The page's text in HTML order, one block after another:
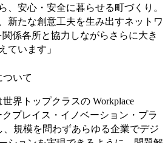
、安心・安全に暮らせる町づくり。
新たな創意工夫を生み出すネットワ
係各所と協力しながらさらに大き
ています」
ついて
世界トップクラスの Workplace
クプレイス・イノベーション・プラ
、規模を問わずあらゆる企業でデジ